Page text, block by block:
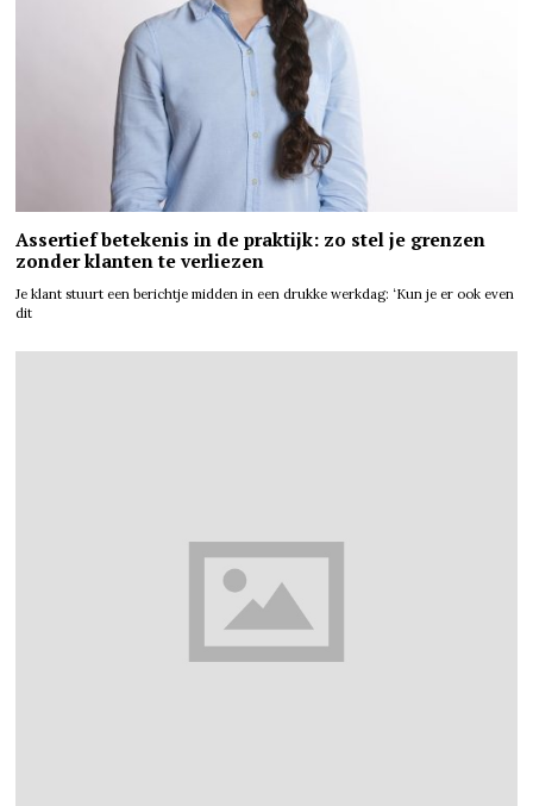
Assertief betekenis in de praktijk: zo stel je grenzen
zonder klanten te verliezen
Je klant stuurt een berichtje midden in een drukke werkdag: ‘Kun je er ook even
dit